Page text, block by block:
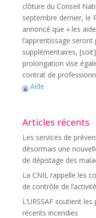
clôture du Conseil
septembre dernier, le
annoncé que « les
l’apprentissage
supplémentaires,
prolongation vise
contrat de
Aide
Articles récents
Les services de
désormais une
de dépistage des
La CNIL rappelle les
de contrôle de
L’URSSAF soutient
récents incendies